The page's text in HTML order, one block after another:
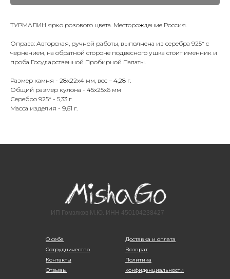
ТУРМАЛИН ярко розового цвета. Месторождение Россия.
Оправа: Авторская, ручной работы, выполнена из серебра 925* с
чернением, на обратной стороне подвесного ушка стоит именник и
проба Государственной Пробирной Палаты.
Размер камня - 28х22х4 мм, вес – 4,28 г.
Общий размер кулона - 45х25х6 мм
Серебро 925* - 5,33 г.
Масса изделия - 9,61 г.
О себе
Сотрудничество
Контакты
Отзывы
ИП Гомзяков М.Ю. ИНН 450104238427
Доставка и оплата
Возврат
Политика
конфиденциальности